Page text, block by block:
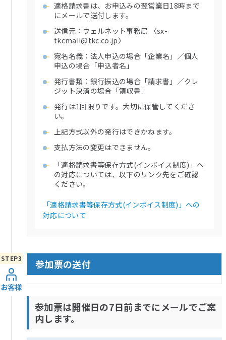
適格請求書は、お申込みの翌営業日18時まで
にメールで送付します。
送信元：ウェルネット事務局 〈sx-
tkcmail@tkc.co.jp〉
宛名名義：法人申込の場合「企業名」／個人
申込の場合「申込者名」
発行書類：銀行振込の場合「請求書」／クレ
ジット決済の場合「領収書」
発行は1回限りです。大切に保管してくださ
い。
上記方式以外の発行はできかねます。
支払方法の変更はできません。
「適格請求書等保存⽅式(インボイス制度)」へ
の対応については、以下のリンク先をご確認
ください。
「適格請求書等保存方式(インボイス制度)」への
対応について
参加票の送付
参加票は開催日の7日前までにメールでご案
内します。